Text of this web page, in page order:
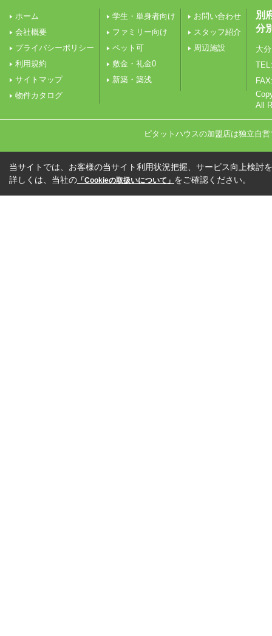
ホーム
会社概要
プライバシーポリシー
利用規約
サイトマップ
物件カタログ
学生・単身者向け
ファミリー向け
ペット可
敷金・礼金0
新築・築浅
お問い合わせ
スタッフ紹介
周辺施設
別
分
大
All
ピタットハウスの加盟店は独立自
当サイトでは、お客様の当サイト利用状況把握、サービス向上検討
詳しくは、当社の 「Cookieの取扱いについて」 をご確認ください。